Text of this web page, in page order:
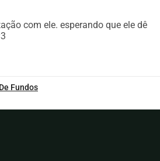
com ele. esperando que ele dê
Fundos